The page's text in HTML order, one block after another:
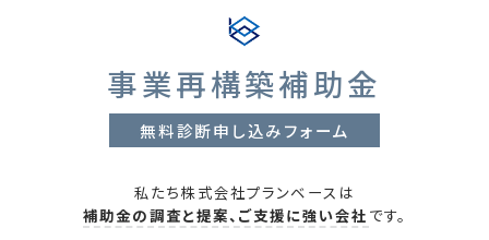
事業再構築補助金
無料診断申し込みフォーム
私たち株式会社プランベースは
補助金の調査と提案、ご支援に強い会社 です。